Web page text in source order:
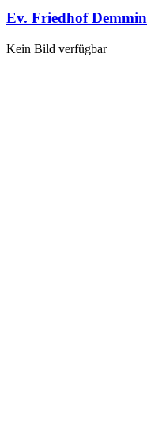
Ev. Friedhof Demmin
Kein Bild verfügbar